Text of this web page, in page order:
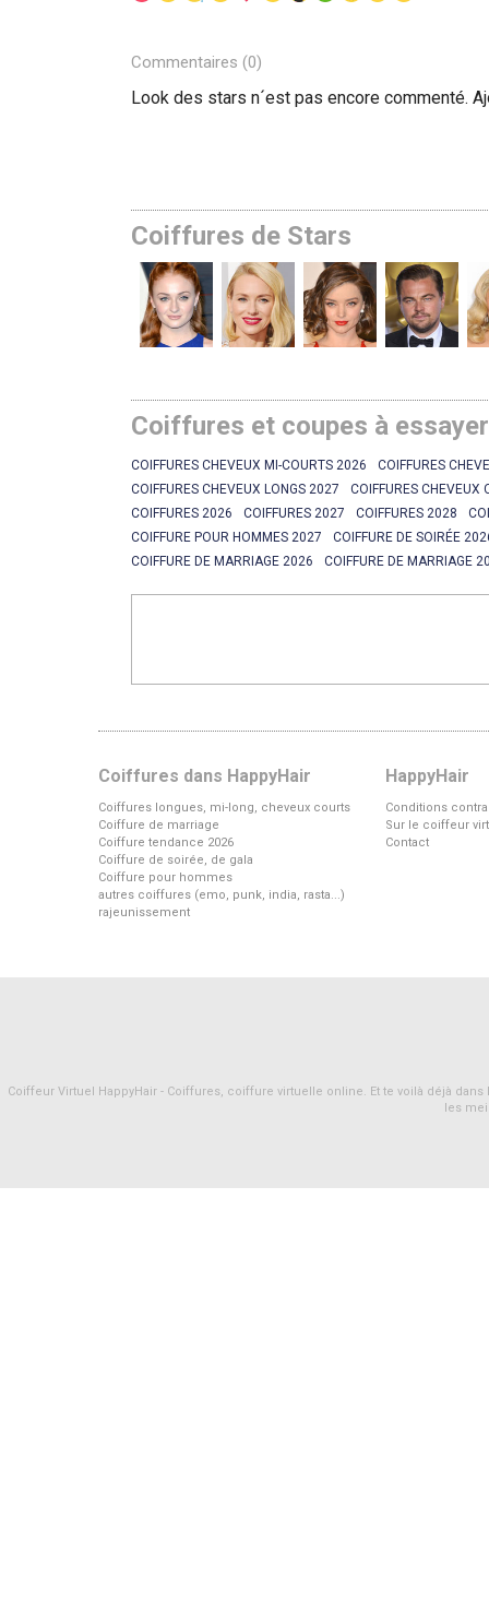
Commentaires (0)
Look des stars n´est pas encore commenté.
Coiffures de Stars
Coiffures et coupes à
COIFFURES CHEVEUX MI-COURTS 2026
COIFFURES
COIFFURES CHEVEUX LONGS 2027
COIFFURES CHEVEUX
COIFFURES 2026
COIFFURES 2027 COIFFURES 2028
COIFFURE POUR HOMMES 2027
COIFFURE DE SOIRÉE
COIFFURE DE MARRIAGE 2026
COIFFURE DE MARRIAGE
Coiffures dans HappyHair
Coiffures longues, mi-long, cheveux courts
Coiffure de marriage
Coiffure tendance 2026
Coiffure de soirée, de gala
Coiffure pour hommes
autres coiffures (emo, punk, india, rasta...)
rajeunissement
HappyHair
Conditions
Sur le coiffeur
Contact
Coiffeur Virtuel HappyHair - Coiffures, coiffure virtuelle online. Et te voilà déjà
les